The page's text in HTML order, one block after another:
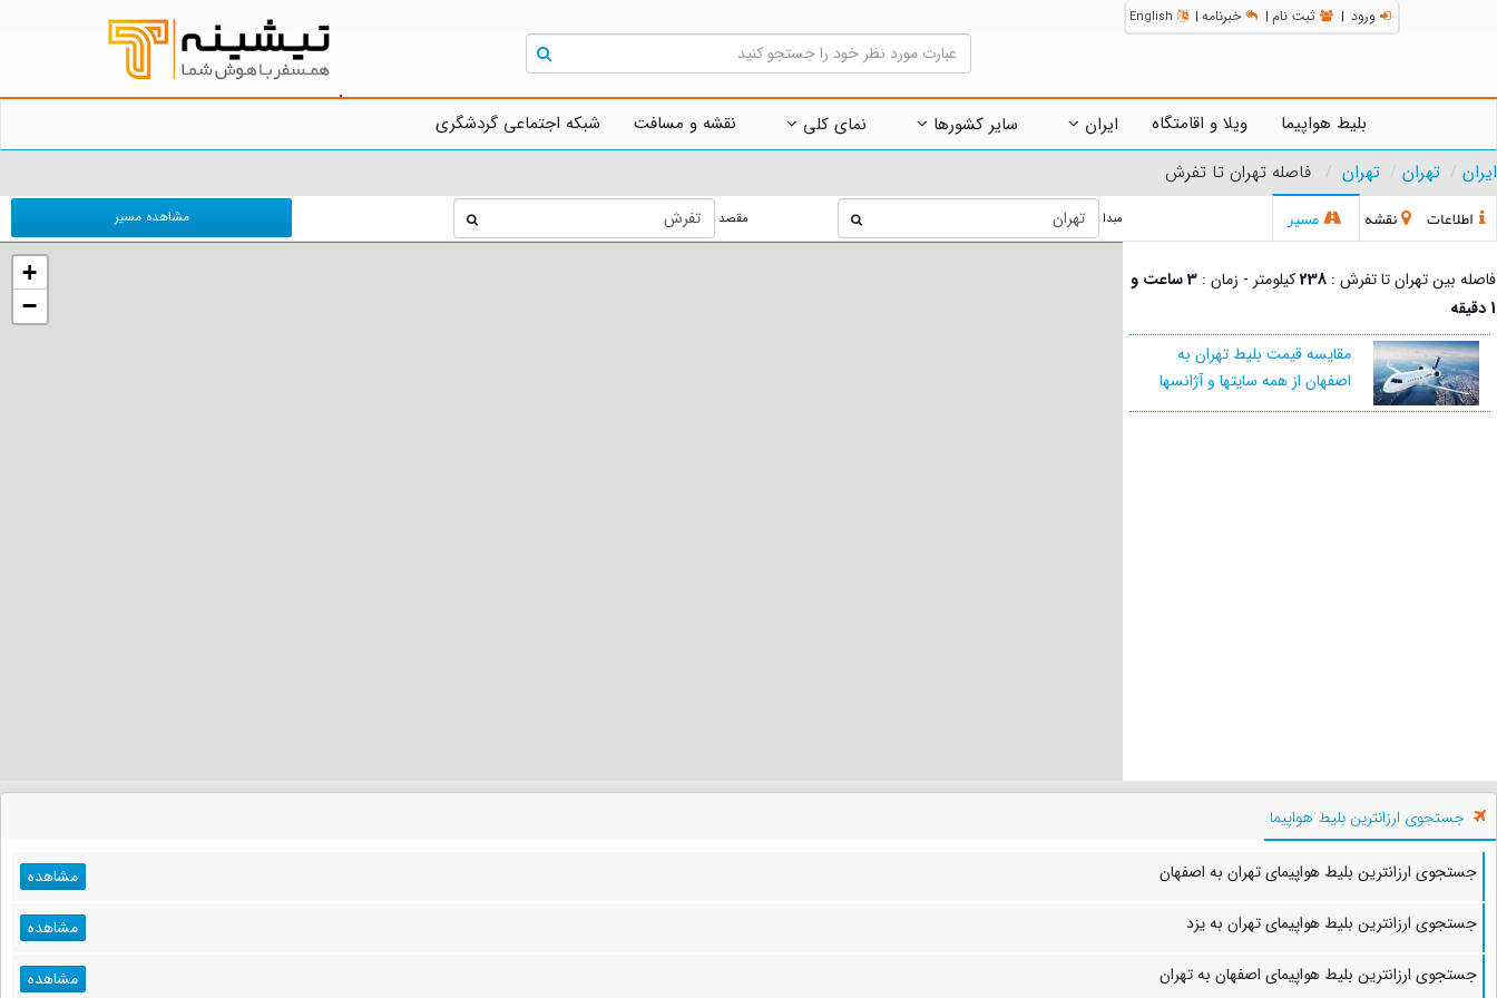
ورود | ثبت نام | خبرنامه |
English
بلیط هواپیما ویلا و اقامتگاه ایران سایر کشورها نمای کلی نقشه و مسافت
شبکه اجتماعی گردشگری
ایران
تهران تهران فاصله تهران تا تفرش
اطلاعات نقشه مسیر مبدا مقصد مشاهده مسیر
+
−
فاصله بین تهران تا تفرش : 238کیلومتر - زمان :
3 ساعت و
1 دقیقه
مقایسه قیمت بلیط تهران به
اصفهان از همه سایتها و آژانسها
جستجوی ارزانترین بلیط هواپیما
جستجوی ارزانترین بلیط هواپیمای تهران به اصفهان
مشاهده
جستجوی ارزانترین بلیط هواپیمای تهران به یزد
مشاهده
جستجوی ارزانترین بلیط هواپیمای اصفهان به تهران
مشاهده